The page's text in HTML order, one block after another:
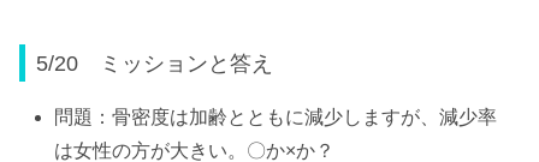
5/20 ミッションと答え
問題：骨密度は加齢とともに減少しますが、減少率
は女性の方が大きい。〇か×か？